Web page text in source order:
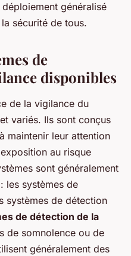
généralisé
sécurité de tous.
de
disponibles
de la vigilance du
variés. Ils sont conçus
maintenir leur attention
au risque
sont généralement
les systèmes de
systèmes de détection
de détection de la
de somnolence ou de
généralement des